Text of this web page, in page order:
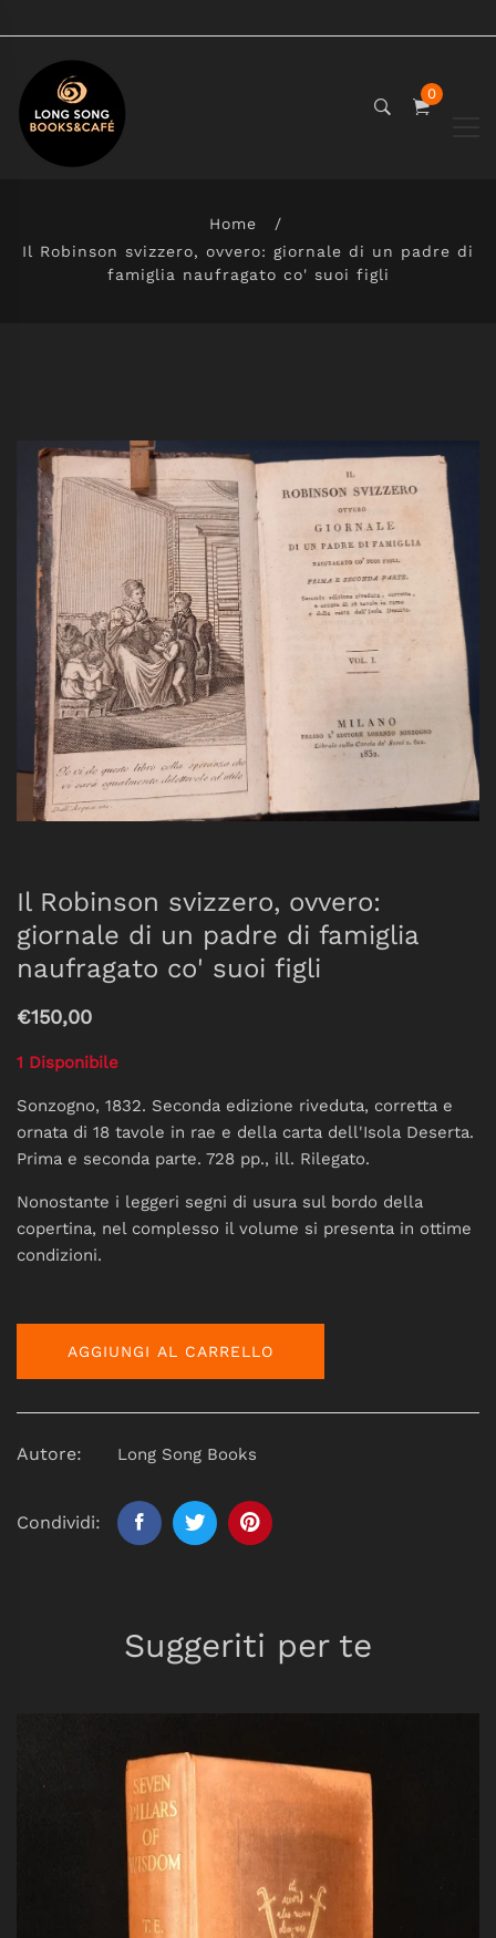
0
Home
Il Robinson svizzero, ovvero: giornale di un padre di
famiglia naufragato co' suoi figli
Il Robinson svizzero, ovvero:
giornale di un padre di famiglia
naufragato co' suoi figli
€150,00
1 Disponibile
Sonzogno, 1832. Seconda edizione riveduta, corretta e
ornata di 18 tavole in rae e della carta dell'Isola Deserta.
Prima e seconda parte. 728 pp., ill. Rilegato.
Nonostante i leggeri segni di usura sul bordo della
copertina, nel complesso il volume si presenta in ottime
condizioni.
AGGIUNGI AL CARRELLO
Autore: Long Song Books
Condividi:
Suggeriti per te